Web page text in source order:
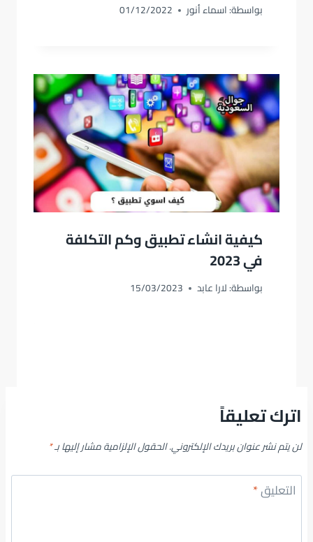
بواسطة:اسماء أنور 01/12/2022
كيفية انشاء تطبيق وكم التكلفة
في 2023
بواسطة:لارا عابد 15/03/2023
اترك تعليقاً
لن يتم نشر عنوان بريدك الإلكتروني.الحقول الإلزامية مشار إليها بـ*
التعليق*